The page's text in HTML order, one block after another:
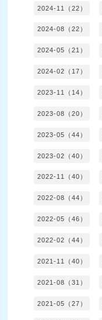
2024-11（22）
2024-08（22）
2024-05（21）
2024-02（17）
2023-11（14）
2023-08（20）
2023-05（44）
2023-02（40）
2022-11（40）
2022-08（44）
2022-05（46）
2022-02（44）
2021-11（40）
2021-08（31）
2021-05（27）